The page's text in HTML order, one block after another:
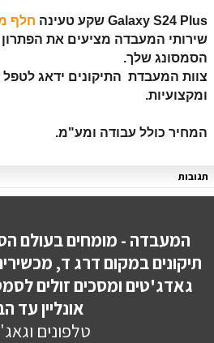
Galaxy S24 Plus שקע טעינה חלף
שירותי המעבדה מציעים את
הסמסונג שלך.
צוות המעבדת התיקונים ידאג
ומקצועיות.
המחיר כולל עבודה ומע"מ.
תגובות
המעבדה - מומחים בעולם
תיקונים במקום דרג ד,
גאדג'טים ומסכים זולים
אונליין עד
טלפונים